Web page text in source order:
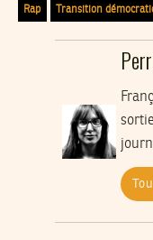
Rap Transition